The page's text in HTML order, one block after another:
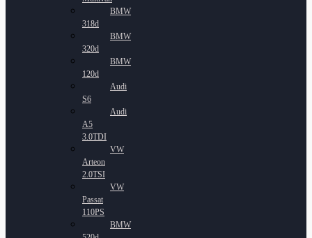
BMW
318d
BMW
320d
BMW
120d
Audi
S6
Audi
A5
3.0TDI
VW
Arteon
2.0TSI
VW
Passat
110PS
BMW